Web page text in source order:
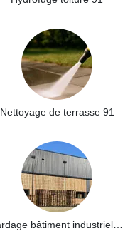
Nettoyage de terrasse 91